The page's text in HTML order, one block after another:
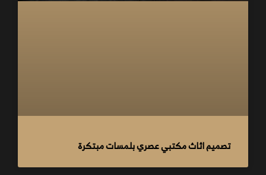
تصميم اثاث مكتبي عصري بلمسات مبتكرة